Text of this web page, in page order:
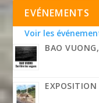
EVÉNEMENTS
Voir les
BAO
EXPOSITION